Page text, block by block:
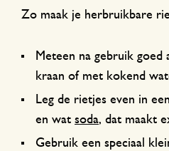
Zo maak je herbruikbare
Meteen na gebruik goed
kraan of met kokend
Leg de rietjes even in
en wat soda, dat maakt
Gebruik een speciaal